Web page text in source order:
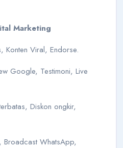
Marketing
Konten Viral, Endorse.
Google, Testimoni, Live
Diskon ongkir,
Broadcast WhatsApp,